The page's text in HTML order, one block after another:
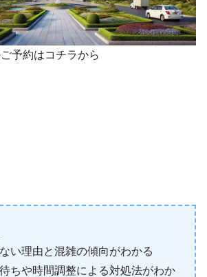
予約はコチラから
い理由と混雑の傾向がわかる
ちや時間調整による対処法がわか